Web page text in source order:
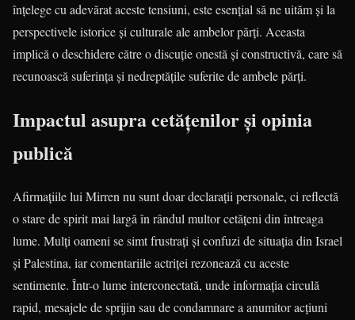
înțelege cu adevărat aceste tensiuni, este esențial să ne uităm și la
perspectivele istorice și culturale ale ambelor părți. Aceasta
implică o deschidere către o discuție onestă și constructivă, care să
recunoască suferința și nedreptățile suferite de ambele părți.
Impactul asupra cetățenilor și opinia
publică
Afirmațiile lui Mirren nu sunt doar declarații personale, ci reflectă
o stare de spirit mai largă în rândul multor cetățeni din întreaga
lume. Mulți oameni se simt frustrați și confuzi de situația din Israel
și Palestina, iar comentariile actriței rezonează cu aceste
sentimente. Într-o lume interconectată, unde informația circulă
rapid, mesajele de sprijin sau de condamnare a anumitor acțiuni